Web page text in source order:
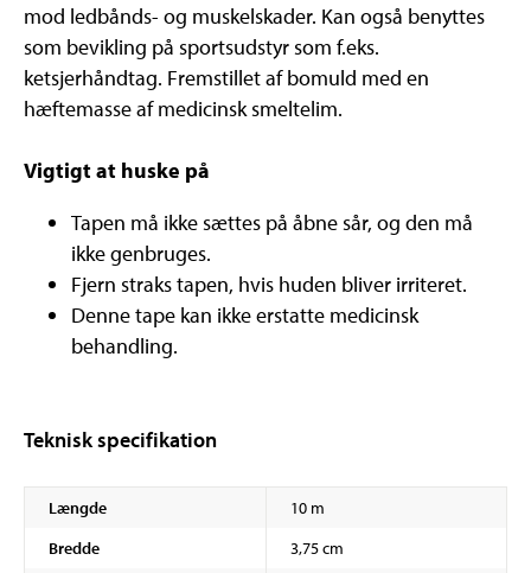
mod ledbånds- og muskelskader. Kan også benyttes
som bevikling på sportsudstyr som f.eks.
ketsjerhåndtag. Fremstillet af bomuld med en
hæftemasse af medicinsk smeltelim.
Vigtigt at huske på
Tapen må ikke sættes på åbne sår, og den må
ikke genbruges.
Fjern straks tapen, hvis huden bliver irriteret.
Denne tape kan ikke erstatte medicinsk
behandling.
Teknisk specifikation
Længde
10 m
Bredde
3,75 cm